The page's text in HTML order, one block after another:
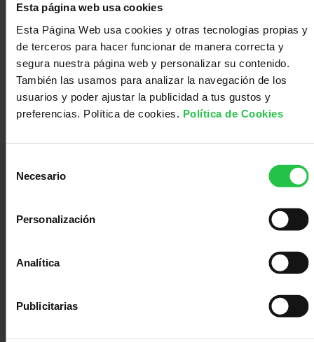
Esta página web usa cookies
Esta Página Web usa cookies y otras tecnologías propias y
de terceros para hacer funcionar de manera correcta y
segura nuestra página web y personalizar su contenido.
También las usamos para analizar la navegación de los
usuarios y poder ajustar la publicidad a tus gustos y
preferencias. Política de cookies. Política de Cookies
Necesario
Personalización
Analítica
Publicitarias
con
nosotros
Sala
de
prensa
Observatorio
Actualidad
social
Orientación
Lideramos el esfuerzo de la sociedad española para disminuir el impacto